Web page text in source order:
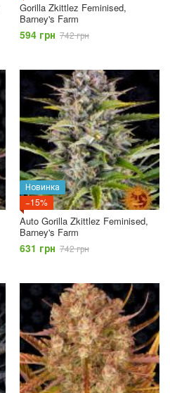
Gorilla Zkittlez Feminised,
Barney's Farm
594 грн 742 грн
Новинка
−15%
Auto Gorilla Zkittlez Feminised,
Barney's Farm
631 грн 742 грн